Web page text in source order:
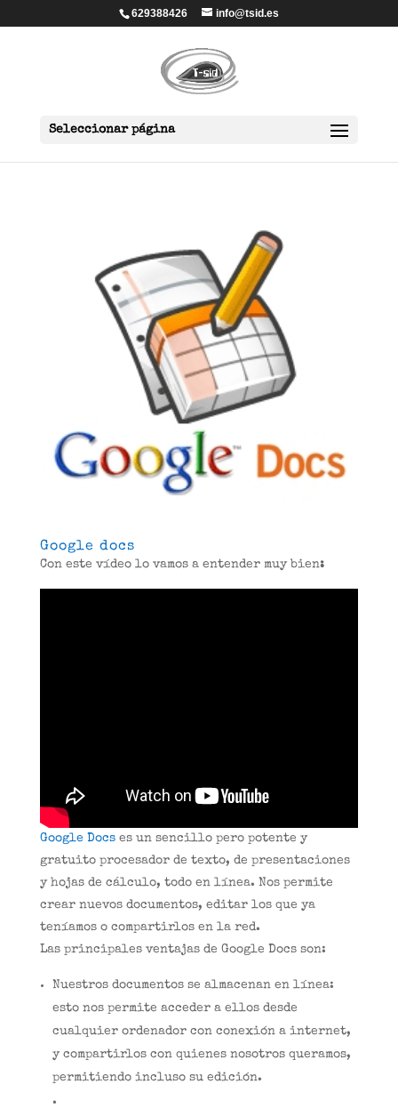
629388426 info@tsid.es
Seleccionar página
Google docs
Con este vídeo lo vamos a entender muy bien:
Google Docses un sencillo pero potente y
gratuito procesador de texto, de presentaciones
y hojas de cálculo, todo en línea. Nos permite
crear nuevos documentos, editar los que ya
teníamos o compartirlos en la red.
Las principales ventajas de Google Docs son:
Nuestros documentos se almacenan en línea:
esto nos permite acceder a ellos desde
cualquier ordenador con conexión a internet,
y compartirlos con quienes nosotros queramos,
permitiendo incluso su edición.
.